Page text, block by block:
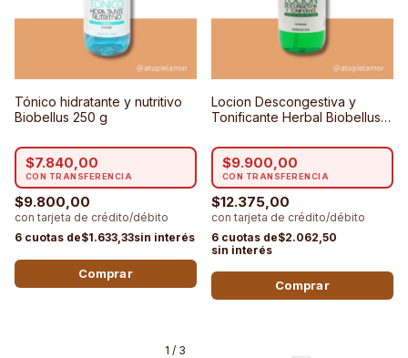
Tónico hidratante y nutritivo
Biobellus 250 g
$9.800,00
$1.633,33
$7.840,00
Locion Descongestiva y
Tonificante Herbal Biobellus
$12.375,00
$2.062,50
$9.900,00
1 / 3